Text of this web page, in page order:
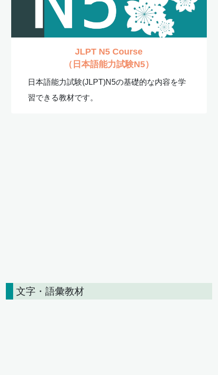
JLPT N5 Course
（日本語能力試験N5）
日本語能力試験(JLPT)N5の基礎的な内容を学
習できる教材です。
文字・語彙教材